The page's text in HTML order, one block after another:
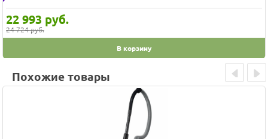
22 993 руб.
24 724 руб.
В корзину
Похожие товары
Prev Next